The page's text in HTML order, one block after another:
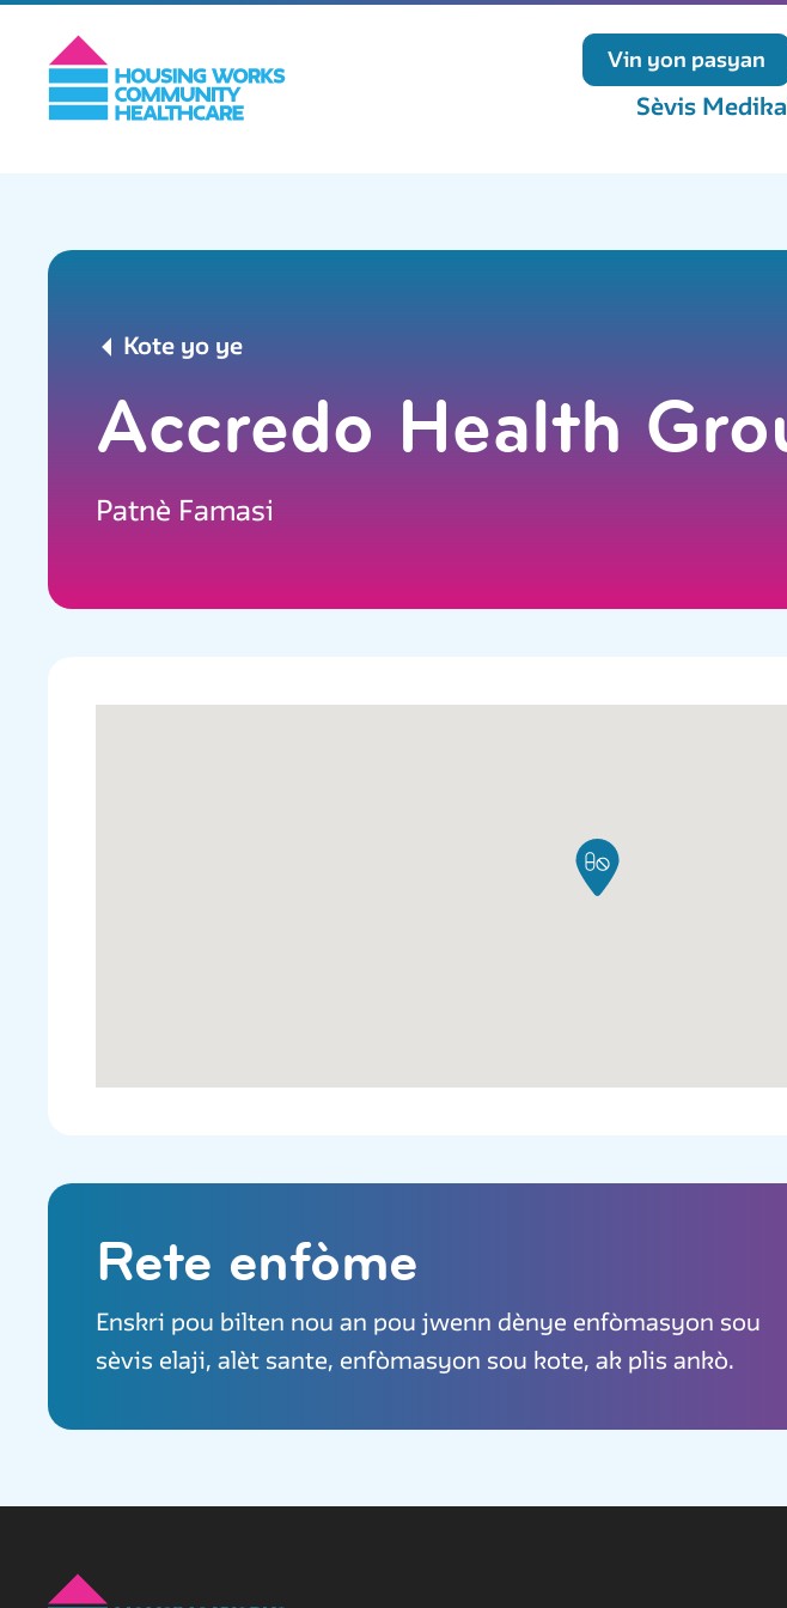
Vin yon pasyan
Sèvis
Kote yo ye
Accredo Health
Patnè Famasi
Rete enfòme
Enskri pou bilten nou an pou jwenn dènye enfòmasyon sou
sèvis elaji, alèt sante, enfòmasyon sou kote, ak plis ankò.